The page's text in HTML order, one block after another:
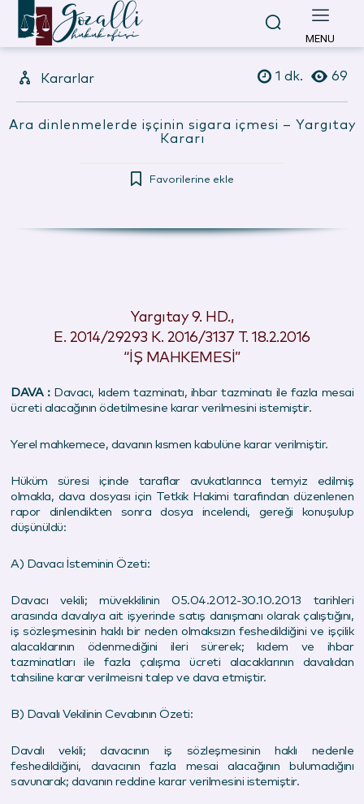
MENU
Kararlar 69
1 dk.
Ara dinlenmelerde işçinin sigara içmesi – Yargıtay
Kararı
Favorilerine ekle
Yargıtay 9. HD.,
E. 2014/29293 K. 2016/3137 T. 18.2.2016
“İŞ MAHKEMESİ”
DAVA :Davacı, kıdem tazminatı, ihbar tazminatı ile fazla mesai
ücreti alacağının ödetilmesine karar verilmesini istemiştir.
Yerel mahkemece, davanın kısmen kabulüne karar verilmiştir.
Hüküm süresi içinde taraflar avukatlarınca temyiz edilmiş
olmakla, dava dosyası için Tetkik Hakimi tarafından düzenlenen
rapor dinlendikten sonra dosya incelendi, gereği konuşulup
düşünüldü:
A) Davacı İsteminin Özeti:
Davacı vekili; müvekkilinin 05.04.2012-30.10.2013 tarihleri
arasında davalıya ait işyerinde satış danışmanı olarak çalıştığını,
iş sözleşmesinin haklı bir neden olmaksızın feshedildiğini ve işçilik
alacaklarının ödenmediğini ileri sürerek; kıdem ve ihbar
tazminatları ile fazla çalışma ücreti alacaklarının davalıdan
tahsiline karar verilmeisni talep ve dava etmiştir.
B) Davalı Vekilinin Cevabının Özeti:
Davalı vekili; davacının iş sözleşmesinin haklı nedenle
feshedildiğini, davacının fazla mesai alacağının bulumadığını
savunarak; davanın reddine karar verilmesini istemiştir.